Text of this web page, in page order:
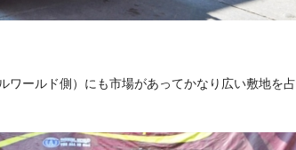
ワールド側）にも市場があってかなり広い敷地を占